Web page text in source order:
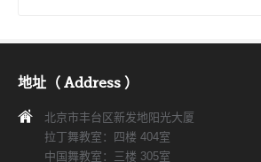
地址（ Address ）
北京市丰台区新发地阳光大厦
拉丁舞教室：四楼 404室
中国舞教室：三楼 305室